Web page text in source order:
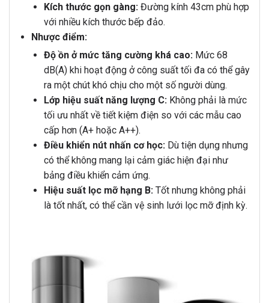
Kích thước gọn gàng:Đường kính 43cm phù hợp
với nhiều kích thước bếp đảo.
Nhược điểm:
Độ ồn ở mức tăng cường khá cao:Mức 68
dB(A) khi hoạt động ở công suất tối đa có thể gây
ra một chút khó chịu cho một số người dùng.
Lớp hiệu suất năng lượng C:Không phải là mức
tối ưu nhất về tiết kiệm điện so với các mẫu cao
cấp hơn (A+ hoặc A++).
Điều khiển nút nhấn cơ học:Dù tiện dụng nhưng
có thể không mang lại cảm giác hiện đại như
bảng điều khiển cảm ứng.
Hiệu suất lọc mỡ hạng B:Tốt nhưng không phải
là tốt nhất, có thể cần vệ sinh lưới lọc mỡ định kỳ.